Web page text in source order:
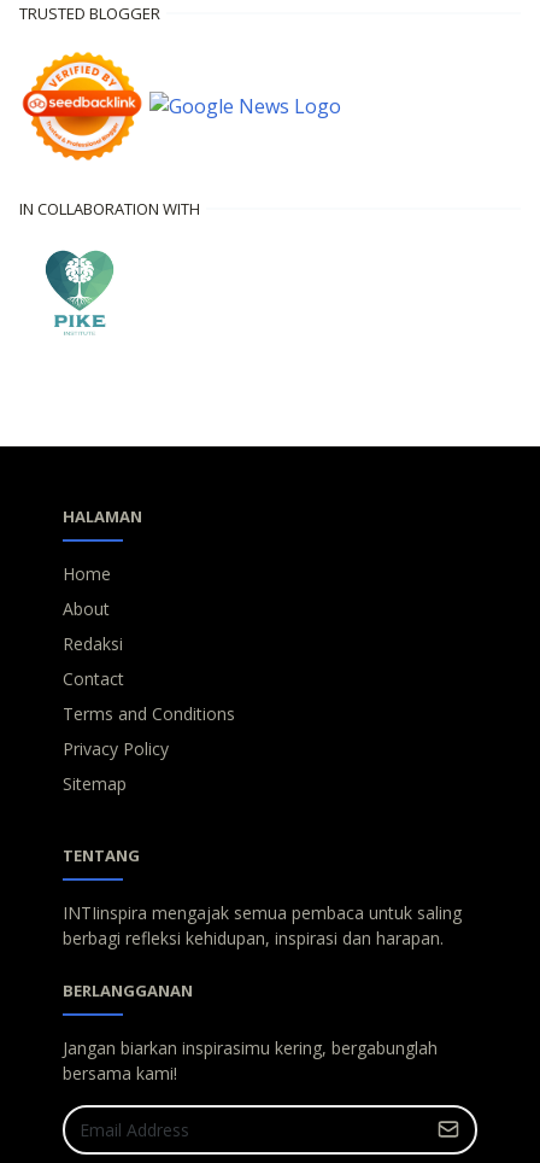
TRUSTED BLOGGER
IN COLLABORATION WITH
HALAMAN
Home
About
Redaksi
Contact
Terms and Conditions
Privacy Policy
Sitemap
TENTANG
INTIinspira mengajak semua pembaca untuk saling
berbagi refleksi kehidupan, inspirasi dan harapan.
BERLANGGANAN
Jangan biarkan inspirasimu kering, bergabunglah
bersama kami!